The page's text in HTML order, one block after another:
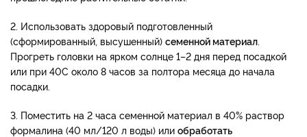
2. Использовать здоровый подготовленный
(сформированный, высушенный) семенной материал
Прогреть головки на ярком солнце 1–2 дня перед посадкой
или при 40С около 8 часов за полтора месяца до начала
посадки.
3. Поместить на 2 часа семенной материал в 40% раствор
формалина (40 мл/120 л воды) или обработать